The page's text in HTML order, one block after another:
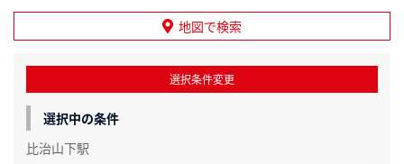
地図で検索
選択条件変更
選択中の条件
比治山下駅